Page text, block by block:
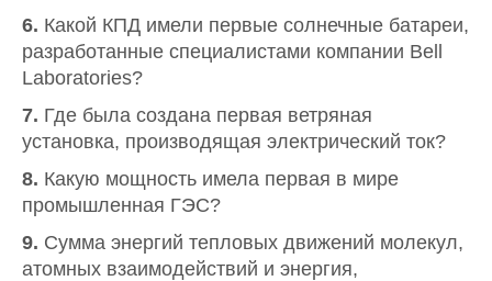
6. Какой КПД имели первые солнечные батареи,
разработанные специалистами компании Bell
Laboratories?
7. Где была создана первая ветряная
установка, производящая электрический ток?
8. Какую мощность имела первая в мире
промышленная ГЭС?
9. Сумма энергий тепловых движений молекул,
атомных взаимодействий и энергия,